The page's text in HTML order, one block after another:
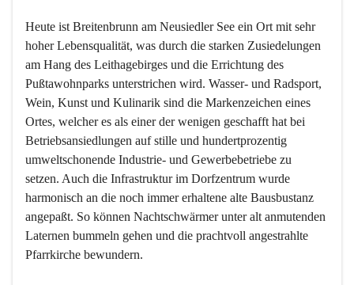
Heute ist Breitenbrunn am Neusiedler See ein Ort mit sehr
hoher Lebensqualität, was durch die starken Zusiedelungen
am Hang des Leithagebirges und die Errichtung des
Pußtawohnparks unterstrichen wird. Wasser- und Radsport,
Wein, Kunst und Kulinarik sind die Markenzeichen eines
Ortes, welcher es als einer der wenigen geschafft hat bei
Betriebsansiedlungen auf stille und hundertprozentig
umweltschonende Industrie- und Gewerbebetriebe zu
setzen. Auch die Infrastruktur im Dorfzentrum wurde
harmonisch an die noch immer erhaltene alte Bausbustanz
angepaßt. So können Nachtschwärmer unter alt anmutenden
Laternen bummeln gehen und die prachtvoll angestrahlte
Pfarrkirche bewundern.